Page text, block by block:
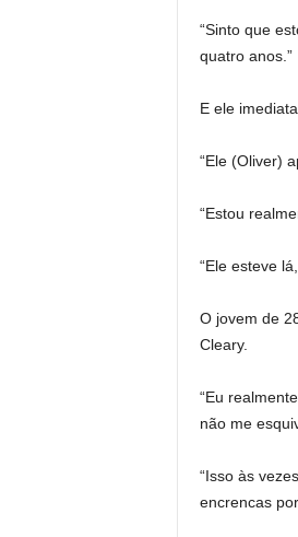
“Sinto que
quatro anos.”
E ele
“Ele (Oliver)
“Estou
“Ele esteve
O jovem de
Cleary.
“Eu
não me
“Isso às
encrencas